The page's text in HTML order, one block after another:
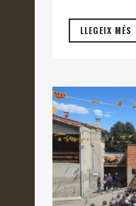
LLEGEIX MÉS